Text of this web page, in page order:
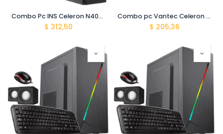
Combo Pc INS Celeron N4020 /8gb / 128SSD/500 HDD / Monitor Aoc 20E1H 19.5"
$ 312,50
Combo pc Vantec Celeron n4020 /8gb/ssd480/hdd500/parlante hp/teclado/mouse/Audifono vantec
$ 205,36